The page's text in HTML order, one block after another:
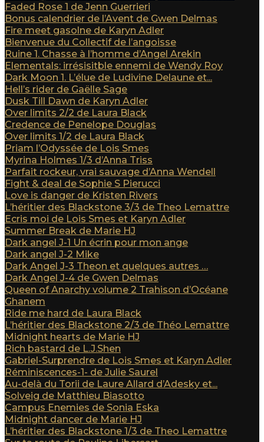
Faded Rose 1 de Jenn Guerrieri
Bonus calendrier de l’Avent de Gwen Delmas
Fire meet gasolne de Karyn Adler
Bienvenue du Collectif de l’angoisse
Ruine 1. Chasse à l’homme d’Angel Arekin
Elementals: irrésisitble ennemi de Wendy Roy
Dark Moon 1. L’élue de Ludivine Delaune et...
Hell’s rider de Gaëlle Sage
Dusk Till Dawn de Karyn Adler
Over limits 2/2 de Laura Black
Credence de Penelope Douglas
Over limits 1/2 de Laura Black
Priam l’Odyssée de Lois Smes
Myrina Holmes 1/3 d’Anna Triss
Parfait rockeur, vrai sauvage d’Anna Wendell
Fight & deal de Sophie S Pierucci
Love is danger de Kristen Rivers
L’héritier des Blackstone 3/3 de Theo Lemattre
Ecris moi de Lois Smes et Karyn Adler
Summer Break de Marie HJ
Dark angel J-1 Un écrin pour mon ange
Dark angel J-2 Mike
Dark Angel J-3 Theon et quelques autres …
Dark Angel J-4 de Gwen Delmas
Queen of Anarchy volume 2 Trahison d’Océane
Ghanem
Ride me hard de Laura Black
L’héritier des Blackstone 2/3 de Théo Lemattre
Midnight hearts de Marie HJ
Rich bastard de L.J.Shen
Gabriel-Surprendre de Lois Smes et Karyn Adler
Réminiscences-1- de Julie Saurel
Au-delà du Torii de Laure Allard d’Adesky et...
Solveig de Matthieu Biasotto
Campus Enemies de Sonia Eska
Midnight dancer de Marie HJ
L’héritier des Blackstone 1/3 de Theo Lemattre